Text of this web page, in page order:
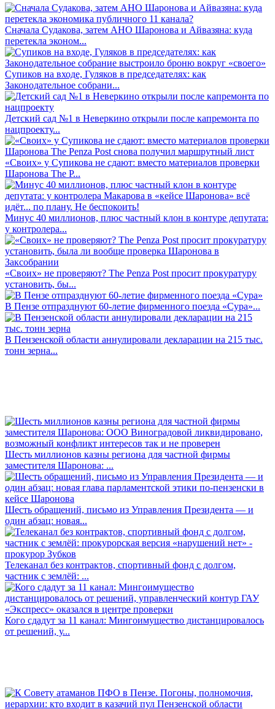
Сначала Судакова, затем АНО Шаронова и Айвазяна: куда
перетекла эконом...
Супиков на входе, Гуляков в председателях: как
Законодательное собрани...
Детский сад №1 в Неверкино открыли после капремонта по
нацпроекту...
«Своих» у Супикова не сдают: вместо материалов проверки
Шаронова The P...
Минус 40 миллионов, плюс частный клон в контуре депутата:
у контролера...
«Своих» не проверяют? The Penza Post просит прокуратуру
установить, бы...
В Пензе отпразднуют 60-летие фирменного поезда «Сура»...
В Пензенской области аннулировали декларации на 215 тыс.
тонн зерна...
Шесть миллионов казны региона для частной фирмы
заместителя Шаронова: ...
Шесть обращений, письмо из Управления Президента — и
один абзац: новая...
Телеканал без контрактов, спортивный фонд с долгом,
частник с землёй: ...
Кого сдадут за 11 канал: Мингоимущество дистанцировалось
от решений, у...